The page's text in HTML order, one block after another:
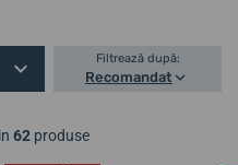
Filtrează după:
Recomandat
62 produse